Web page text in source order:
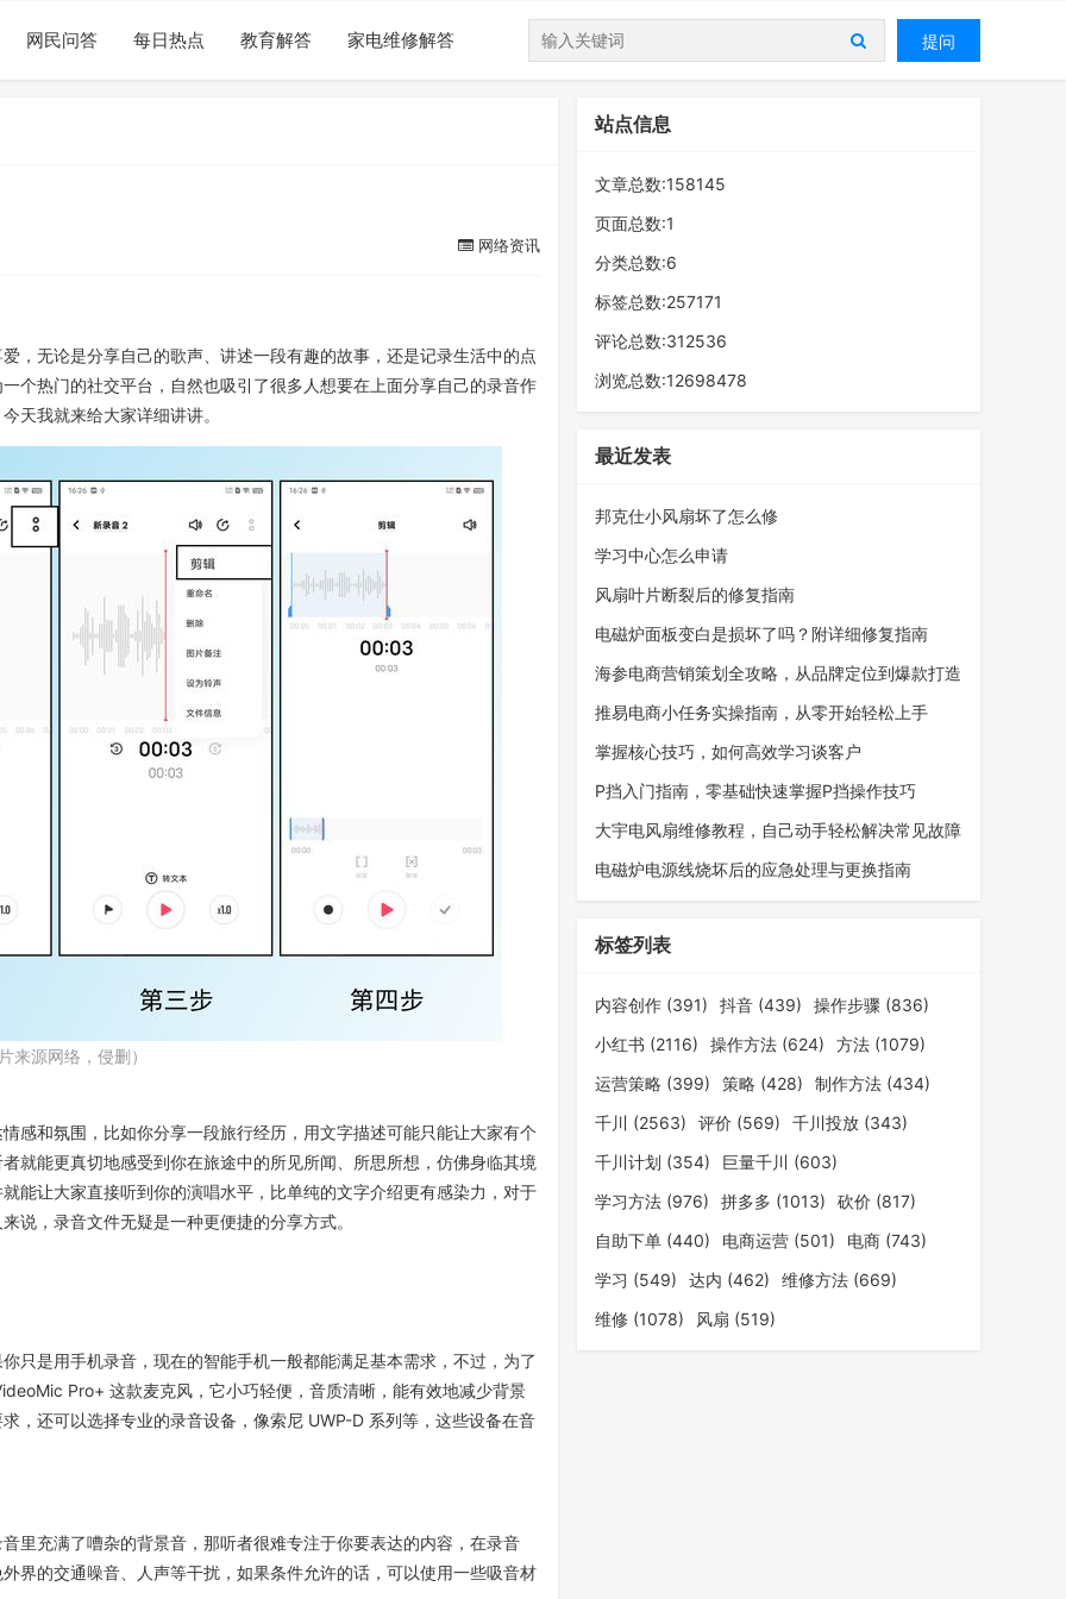
网民问答 每日热点 教育解答 家电维修解答 提问
网络资讯
，无论是分享自己的歌声、讲述一段有趣的故事，还是记录生活中的点
个热门的社交平台，自然也吸引了很多人想要在上面分享自己的录音作
天我就来给大家详细讲讲。
来源网络，侵删）
感和氛围，比如你分享一段旅行经历，用文字描述可能只能让大家有个
就能更真切地感受到你在旅途中的所见所闻、所思所想，仿佛身临其境
能让大家直接听到你的演唱水平，比单纯的文字介绍更有感染力，对于
说，录音文件无疑是一种更便捷的分享方式。
只是用手机录音，现在的智能手机一般都能满足基本需求，不过，为了
Pro+ 这款麦克风，它小巧轻便，音质清晰，能有效地减少背景
，还可以选择专业的录音设备，像索尼 UWP-D 系列等，这些设备在音
里充满了嘈杂的背景音，那听者很难专注于你要表达的内容，在录音
界的交通噪音、人声等干扰，如果条件允许的话，可以使用一些吸音材
站点信息
文章总数:158145
页面总数:1
分类总数:6
标签总数:257171
评论总数:312536
浏览总数:12698478
最近发表
邦克仕小风扇坏了怎么修
学习中心怎么申请
风扇叶片断裂后的修复指南
电磁炉面板变白是损坏了吗？附详细修复指南
海参电商营销策划全攻略，从品牌定位到爆款打造
推易电商小任务实操指南，从零开始轻松上手
掌握核心技巧，如何高效学习谈客户
P挡入门指南，零基础快速掌握P挡操作技巧
大宇电风扇维修教程，自己动手轻松解决常见故障
电磁炉电源线烧坏后的应急处理与更换指南
标签列表
内容创作 (391) 抖音 (439) 操作步骤 (836)
小红书 (2116) 操作方法 (624) 方法 (1079)
运营策略 (399) 策略 (428) 制作方法 (434)
千川 (2563) 评价 (569) 千川投放 (343)
千川计划 (354) 巨量千川 (603)
学习方法 (976) 拼多多 (1013) 砍价 (817)
自助下单 (440) 电商运营 (501) 电商 (743)
学习 (549) 达内 (462) 维修方法 (669)
维修 (1078) 风扇 (519)